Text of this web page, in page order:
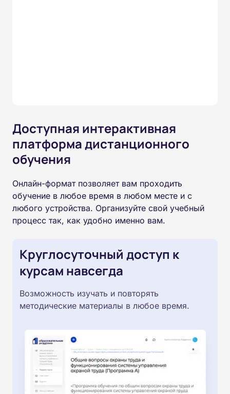
Доступная интерактивная
платформа дистанционного
обучения
Онлайн-формат позволяет вам проходить
обучение в любое время в любом месте и с
любого устройства. Организуйте свой учебный
процесс так, как удобно именно вам.
Круглосуточный доступ к
курсам навсегда
Возможность изучать и повторять
методические материалы в любое время.